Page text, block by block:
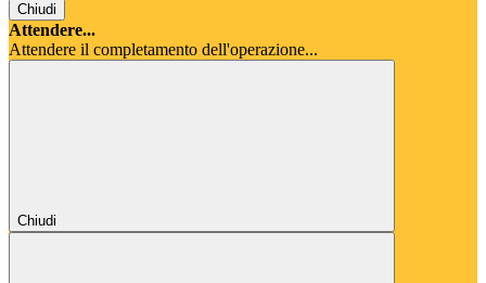
Chiudi
Attendere...
Attendere il completamento dell'operazione...
Chiudi